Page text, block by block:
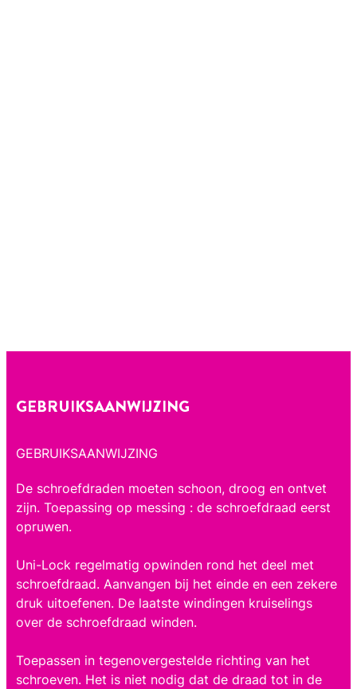
GEBRUIKSAANWIJZING
GEBRUIKSAANWIJZING
De schroefdraden moeten schoon, droog en ontvet
zijn. Toepassing op messing : de schroefdraad eerst
opruwen.
Uni-Lock regelmatig opwinden rond het deel met
schroefdraad. Aanvangen bij het einde en een zekere
druk uitoefenen. De laatste windingen kruiselings
over de schroefdraad winden.
Toepassen in tegenovergestelde richting van het
schroeven. Het is niet nodig dat de draad tot in de